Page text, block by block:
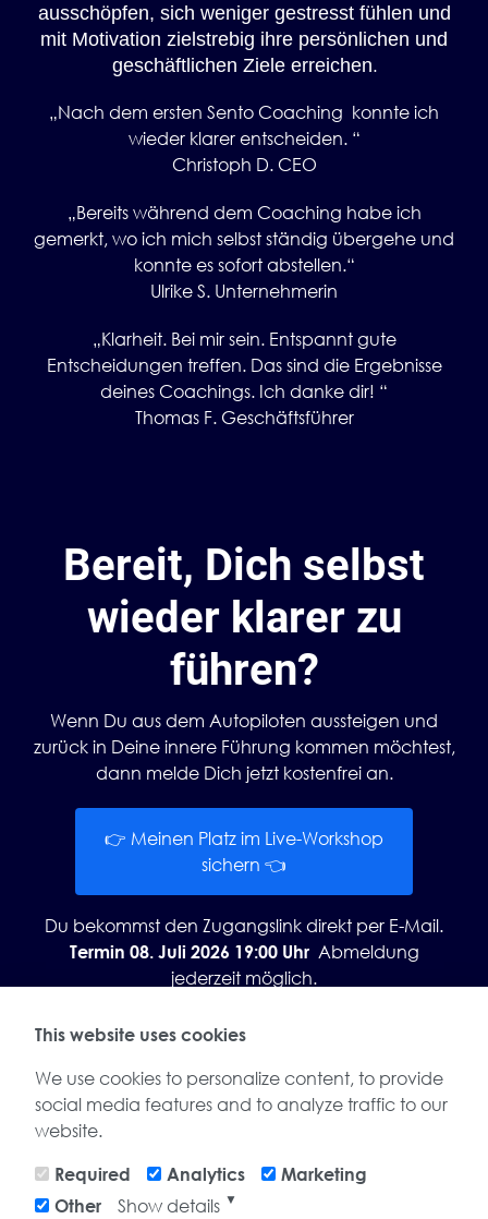
This website uses cookies
We use cookies to personalize content, to provide
social media features and to analyze traffic to our
website.
Required Analytics
Marketing
Other
Show details ▼
ausschöpfen, sich weniger gestresst fühlen und
mit Motivation zielstrebig ihre persönlichen und
geschäftlichen Ziele erreichen.
„Nach dem ersten Sento Coaching konnte ich
wieder klarer entscheiden. “
Christoph D. CEO
„Bereits während dem Coaching habe ich
gemerkt, wo ich mich selbst ständig übergehe und
konnte es sofort abstellen.“
Ulrike S. Unternehmerin
„Klarheit. Bei mir sein. Entspannt gute
Entscheidungen treffen. Das sind die Ergebnisse
deines Coachings. Ich danke dir! “
Thomas F. Geschäftsführer
Bereit, Dich selbst
wieder klarer zu
führen?
Wenn Du aus dem Autopiloten aussteigen und
zurück in Deine innere Führung kommen möchtest,
dann melde Dich jetzt kostenfrei an.
👉 Meinen Platz im Live-Workshop
sichern 👈
Du bekommst den Zugangslink direkt per E-Mail.
Termin 08. Juli 2026 19:00 Uhr Abmeldung
jederzeit möglich.